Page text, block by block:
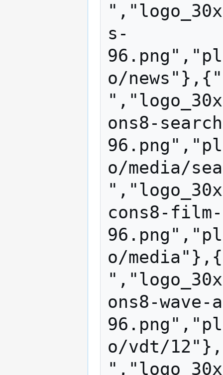
s-
o/
ons8-
o/media/
cons8-
o/
ons8-wave-
o/vdt/